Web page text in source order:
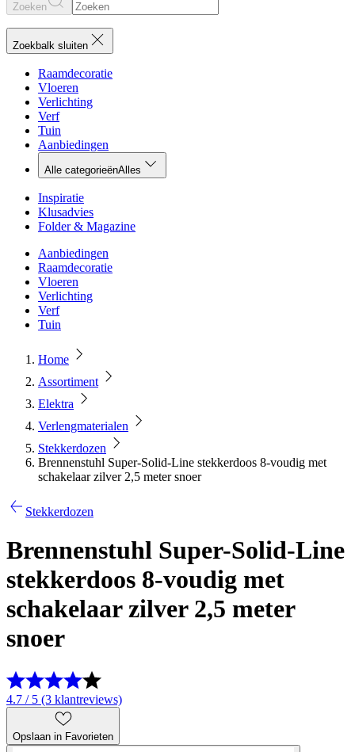
Zoeken
Zoekbalk sluiten
Raamdecoratie
Vloeren
Verlichting
Verf
Tuin
Aanbiedingen
Alle categorieënAlles
Inspiratie
Klusadvies
Folder & Magazine
Aanbiedingen
Raamdecoratie
Vloeren
Verlichting
Verf
Tuin
Home
Assortiment
Elektra
Verlengmaterialen
Stekkerdozen
Brennenstuhl Super-Solid-Line stekkerdoos 8-voudig met
schakelaar zilver 2,5 meter snoer
Stekkerdozen
Brennenstuhl Super-Solid-Line
stekkerdoos 8-voudig met
schakelaar zilver 2,5 meter
snoer
4.7 / 5 (3 klantreviews)
Opslaan in Favorieten